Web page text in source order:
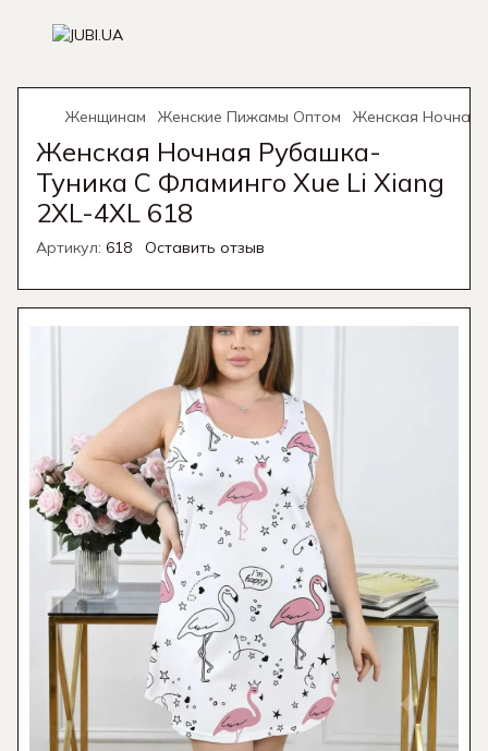
Женщинам Женские Пижамы Оптом Женская Ночная
Женская Ночная Рубашка-
Туника С Фламинго Xue Li Xiang
2XL-4XL 618
Артикул: 618 Оставить отзыв